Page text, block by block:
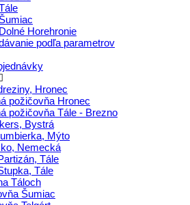
Šumiac
Dolné Horehronie
podľa parametrov
Hronec
požičovňa Hronec
požičovňa Tále - Brezno
Bystrá
Mýto
Nemecká
Tále
Tále
Táloch
Šumiac